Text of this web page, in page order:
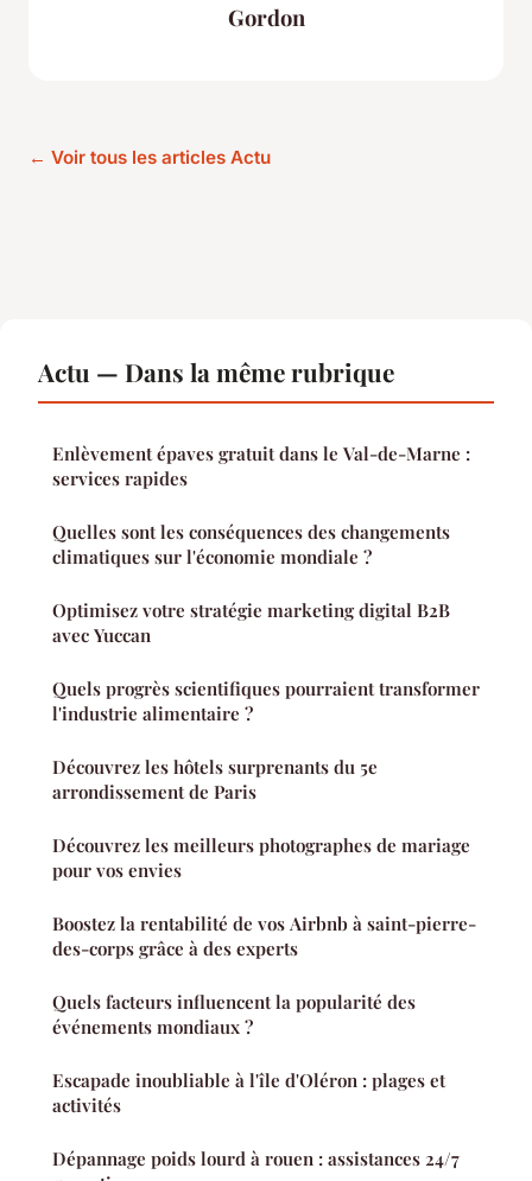
Gordon
← Voir tous les articles Actu
Actu — Dans la même rubrique
Enlèvement épaves gratuit dans le Val-de-Marne :
services rapides
Quelles sont les conséquences des changements
climatiques sur l'économie mondiale ?
Optimisez votre stratégie marketing digital B2B
avec Yuccan
Quels progrès scientifiques pourraient transformer
l'industrie alimentaire ?
Découvrez les hôtels surprenants du 5e
arrondissement de Paris
Découvrez les meilleurs photographes de mariage
pour vos envies
Boostez la rentabilité de vos Airbnb à saint-pierre-
des-corps grâce à des experts
Quels facteurs influencent la popularité des
événements mondiaux ?
Escapade inoubliable à l'île d'Oléron : plages et
activités
Dépannage poids lourd à rouen : assistances 24/7